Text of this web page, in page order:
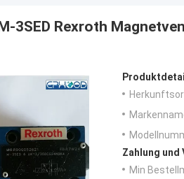
3SED Rexroth
Zahlung und
Min